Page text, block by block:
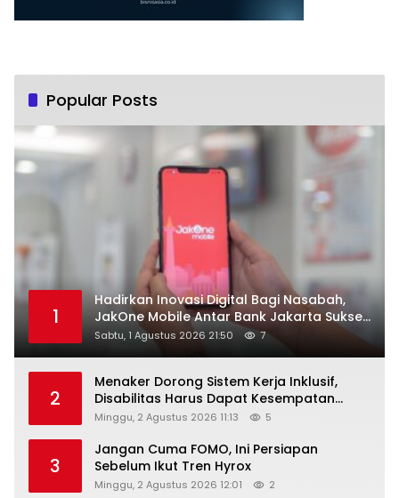
Popular Posts
1
Hadirkan Inovasi Digital Bagi Nasabah,
JakOne Mobile Antar Bank Jakarta Sukses
Raih Digital Excellence Awards 2026
Sabtu, 1 Agustus 2026 21:50 7
2
Menaker Dorong Sistem Kerja Inklusif,
Disabilitas Harus Dapat Kesempatan
Setara
Minggu, 2 Agustus 2026 11:13 5
3
Jangan Cuma FOMO, Ini Persiapan
Sebelum Ikut Tren Hyrox
Minggu, 2 Agustus 2026 12:01 2